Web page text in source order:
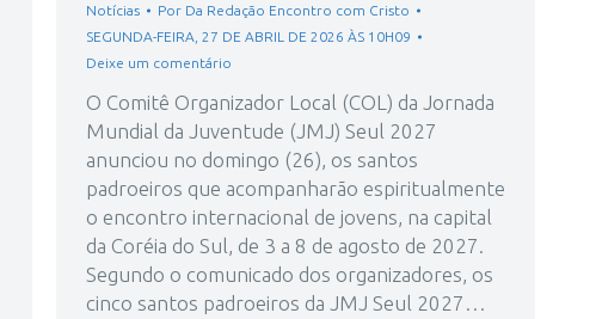
Notícias Por Da Redação Encontro com Cristo
SEGUNDA-FEIRA, 27 DE ABRIL DE 2026 ÀS 10H09
Deixe um comentário
O Comitê Organizador Local (COL) da Jornada
Mundial da Juventude (JMJ) Seul 2027
anunciou no domingo (26), os santos
padroeiros que acompanharão espiritualmente
o encontro internacional de jovens, na capital
da Coréia do Sul, de 3 a 8 de agosto de 2027.
Segundo o comunicado dos organizadores, os
cinco santos padroeiros da JMJ Seul 2027…